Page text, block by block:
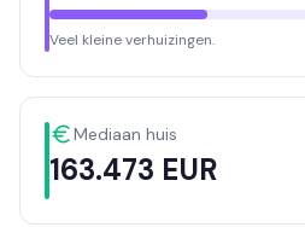
Veel kleine verhuizingen.
Mediaan huis
163.473 EUR